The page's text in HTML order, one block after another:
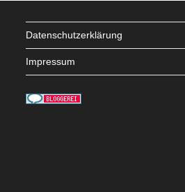
Datenschutzerklärung
Impressum